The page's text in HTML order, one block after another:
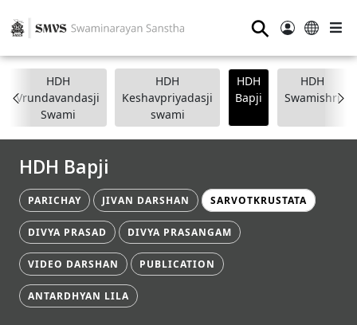
⚲
HDH
Vrundavandasji
Swami
HDH
Keshavpriyadasji
swami
HDH
Bapji
HDH
Swamishri
HDH Bapji
PARICHAY JIVAN DARSHAN SARVOTKRUSTATA
DIVYA PRASAD DIVYA PRASANGAM
VIDEO DARSHAN PUBLICATION
ANTARDHYAN LILA